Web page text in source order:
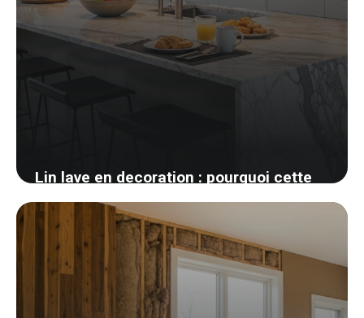
Lin lave en decoration : pourquoi cette
matiere gagne toutes les chambres
26 mai 2026